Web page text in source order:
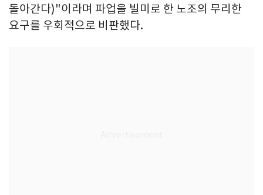
돌아간다)"이라며 파업을 빌미로 한 노조의 무리한
요구를 우회적으로 비판했다.